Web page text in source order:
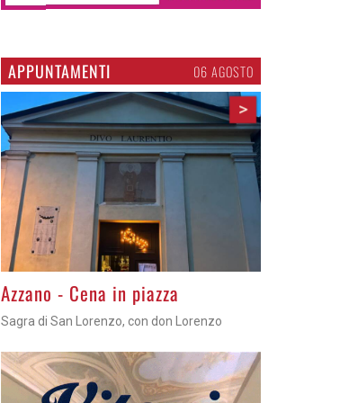
APPUNTAMENTI 06 AGOSTO
>
Gli appuntamenti fino a sabato
Cosa fare questi giorni nel Cremasco